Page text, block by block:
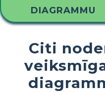
DIAGRAMMU
Citi